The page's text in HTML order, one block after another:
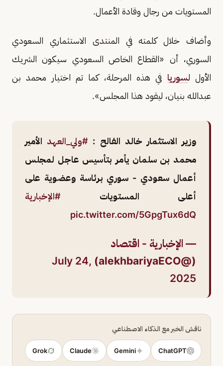
المستويات من رجال وقادة الأعمال.
وأضاف خلال كلمته في المنتدى الاستثماري السعودي
السوري، أن «القطاع الخاص السعودي سيكون الشريك
الأول لسوريا في هذه المرحلة، كما تم اختيار محمد بن
عبدالله بنيان، ليقود هذا المجلس».
وزير الاستثمار خالد الفالح : #ولي_العهد الأمير
محمد بن سلمان يأمر بتأسيس عاجل لمجلس
أعمال سعودي - سوري برئاسة وعضوية على
أعلى المستويات #الإخبارية
pic.twitter.com/5GpgTux6dQ
— الإخبارية - اقتصاد
(@alekhbariyaECO)
July 24,
2025
ناقش الخبر مع الذكاء الاصطناعي
ChatGPT
Gemini
Claude
Grok